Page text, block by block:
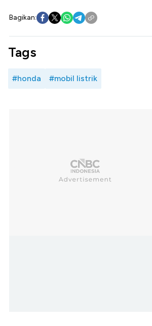
Bagikan:
Tags
#honda #mobil listrik